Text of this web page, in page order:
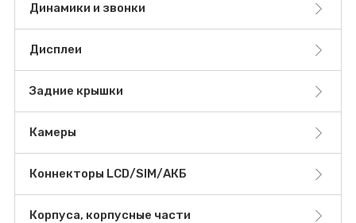
Динамики и звонки
Дисплеи
Задние крышки
Камеры
Коннекторы LCD/SIM/АКБ
Корпуса, корпусные части